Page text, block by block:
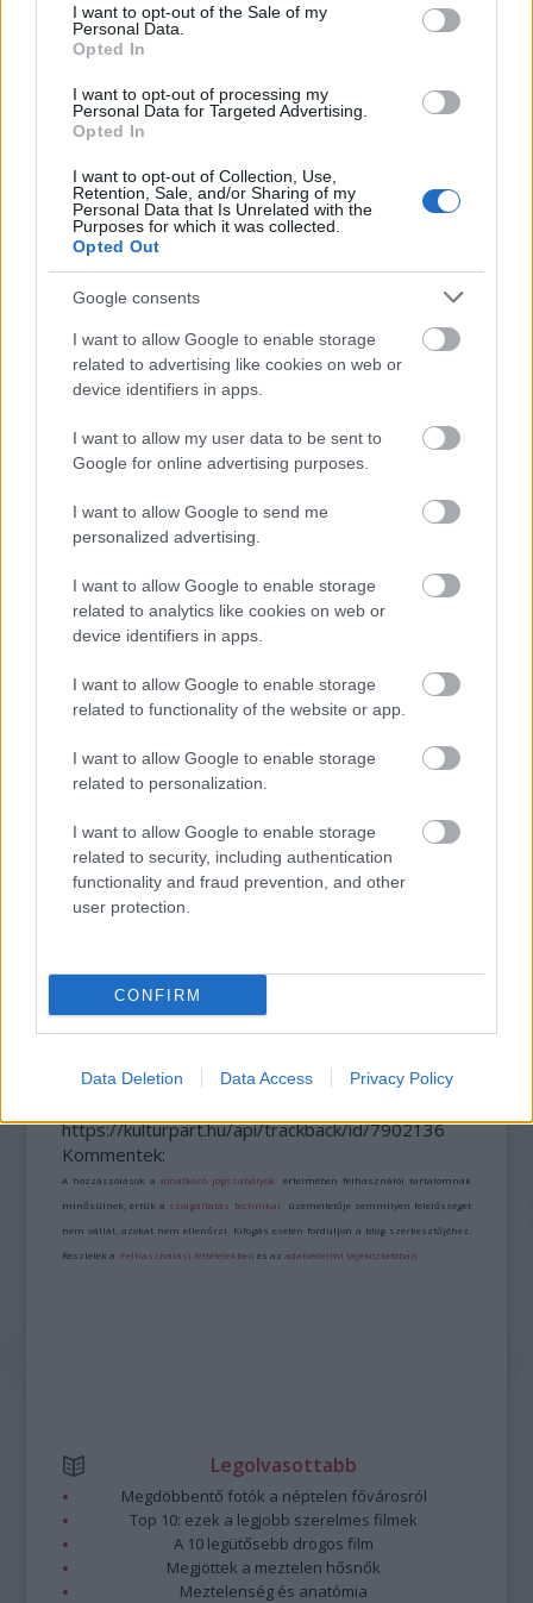
consent section.
I want to opt-out of the Sale of my
Personal Data.
Opted In
I want to opt-out of processing my
Personal Data for Targeted Advertising.
Opted In
I want to opt-out of Collection, Use,
Retention, Sale, and/or Sharing of my
Personal Data that Is Unrelated with the
Purposes for which it was collected.
Opted Out
Google consents
I want to allow Google to enable storage
related to advertising like cookies on web or
device identifiers in apps.
I want to allow my user data to be sent to
Google for online advertising purposes.
I want to allow Google to send me
personalized advertising.
I want to allow Google to enable storage
related to analytics like cookies on web or
device identifiers in apps.
I want to allow Google to enable storage
related to functionality of the website or app.
I want to allow Google to enable storage
related to personalization.
I want to allow Google to enable storage
related to security, including authentication
functionality and fraud prevention, and other
user protection.
CONFIRM
Data Deletion Data Access Privacy Policy
világ legmagasabb, 625 méter magas
felhőkarcolóját. Az új városnak mintegy 50
dolgoznának ott. A csoport a költségeket
még nem mérte fel, csak annyit közölt, hogy
finanszíroznák.
A csoport a megvalósíthatósági tanulmányra
14 millió jent (több mint 39 millió forintot)
kérne, de várhatóan erős ellenállásba ütközik
majd a Tokió érdekeit védelmező csoportok
részéről.
Japán Építészet Lavór
SZOHÓ MESTER UTOLSÓ TEÁJA: KÖLTŐI
UTAZÁS A MEIDZSI-KORI JAPÁNBA
MAGYAR DALLAMOK JAPÁNBAN - A
CIMBALIBAND SIKERE OSZAKÁBAN
https://kulturpart.hu/api/trackback/id/7902136
Kommentek:
A hozzászólások avonatkozó jogszabályok értelmében felhasználói tartalomnak
minősülnek, értük a szolgáltatás technikai üzemeltetője semmilyen felelősséget
nem vállal, azokat nem ellenőrzi. Kifogás esetén forduljon a blog szerkesztőjéhez.
Részletek a Felhasználási feltételekben és azadatvédelmi tájékoztatóban
Legolvasottabb
Megdöbbentő fotók a néptelen fővárosról
Top 10: ezek a legjobb szerelmes filmek
A 10 legütősebb drogos film
Megjöttek a meztelen hősnők
Meztelenség és anatómia